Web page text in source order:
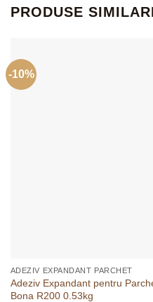
PRODUSE
-10%
ADEZIV EXPANDANT PARCHET
Adeziv Expandant pentru
Bona R200 0.53kg